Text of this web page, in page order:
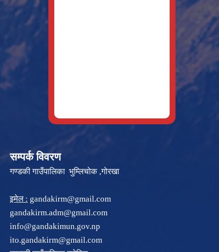
सम्पर्क विवरण
गण्डकी गाउँपालिका भुम्लिचोक ,गोरखा
इमेल : gandakirm@gmail.com
gandakirm.adm@gmail.com
info@gandakimun.gov.np
ito.gandakirm@gmail.com